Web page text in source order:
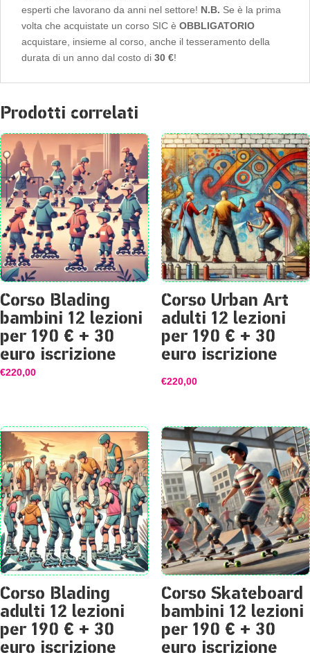
iscrizione
quantità
esperti che lavorano da anni nel settore! N.B. Se è la prima
volta che acquistate un corso SIC è OBBLIGATORIO
acquistare, insieme al corso, anche il tesseramento della
durata di un anno dal costo di 30 €!
Prodotti correlati
Corso Blading
bambini 12 lezioni
per 190 € + 30
euro iscrizione
€220,00
Corso Urban Art
adulti 12 lezioni
per 190 € + 30
euro iscrizione
€220,00
Corso Blading
adulti 12 lezioni
per 190 € + 30
euro iscrizione
Corso Skateboard
bambini 12 lezioni
per 190 € + 30
euro iscrizione